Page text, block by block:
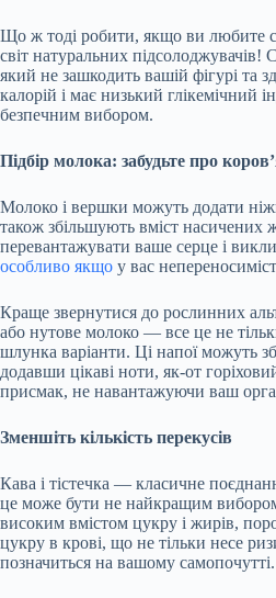
Що ж тоді робити, якщо ви любите
світ натуральних підсолоджувачів!
який не зашкодить вашій фігурі та
калорій і має низький глікемічний
безпечним вибором.
Підбір молока: забудьте про
Молоко і вершки можуть додати
також збільшують вміст насичених
перевантажувати ваше серце і
особливо якщо у вас
Краще звернутися до рослинних
або нутове молоко — все це не
шлунка варіанти. Ці напої можуть
додавши цікаві ноти, як-от
присмак, не навантажуючи ваш
Зменшіть кількість перекусів
Кава і тістечка — класичне
це може бути не найкращим
високим вмістом цукру і жирів,
цукру в крові, що не тільки несе
позначиться на вашому самопочутті.